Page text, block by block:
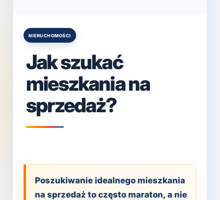
Posted
NIERUCHOMOŚCI
Jak szukać
mieszkania na
sprzedaż?
Poszukiwanie idealnego mieszkania
na sprzedaż to często maraton, a nie